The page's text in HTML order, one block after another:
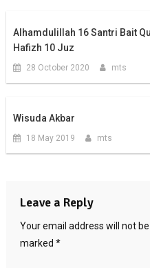
Alhamdulillah 16 Santri Bait
Hafizh 10 Juz
28 October 2020 mts
Wisuda Akbar
18 May 2019 mts
Leave a Reply
Your email address will not be
marked *